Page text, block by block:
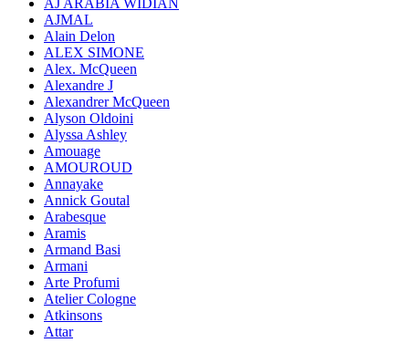
AJMAL
Alain Delon
ALEX SIMONE
Alex. McQueen
Alexandre J
Alexandrer McQueen
Alyson Oldoini
Alyssa Ashley
Amouage
AMOUROUD
Annayake
Annick Goutal
Arabesque
Aramis
Armand Basi
Armani
Arte Profumi
Atelier Cologne
Atkinsons
Attar